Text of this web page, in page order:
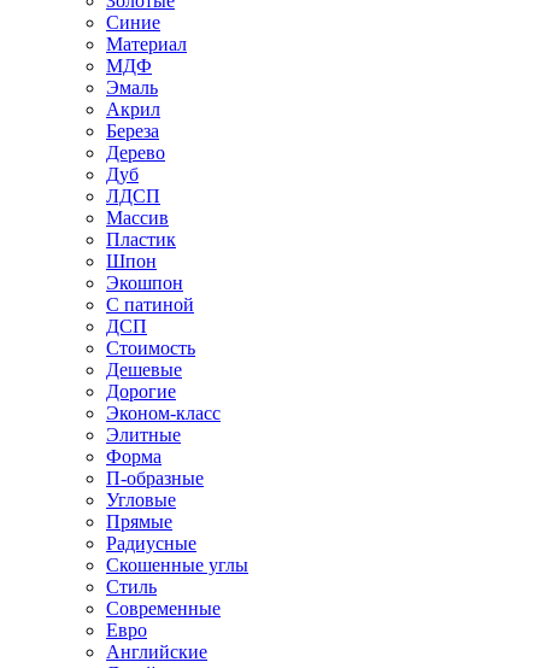
Синие
Материал
МДФ
Эмаль
Акрил
Береза
Дерево
Дуб
ЛДСП
Массив
Пластик
Шпон
Экошпон
С патиной
ДСП
Стоимость
Дешевые
Дорогие
Эконом-класс
Элитные
Форма
П-образные
Угловые
Прямые
Радиусные
Скошенные углы
Стиль
Современные
Евро
Английские